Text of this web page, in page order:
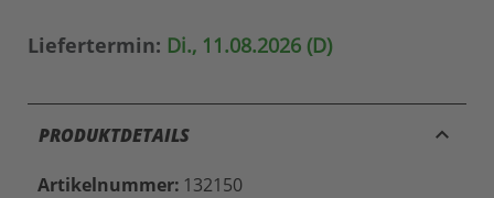
Liefertermin: Di., 11.08.2026 (D)
PRODUKTDETAILS keyboard_arrow_up
Artikelnummer: 132150